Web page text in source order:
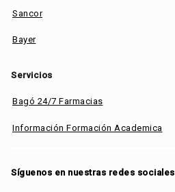
Sancor
Bayer
Servicios
Bagó 24/7 Farmacias
Información Formación Academica
Síguenos en nuestras redes sociales